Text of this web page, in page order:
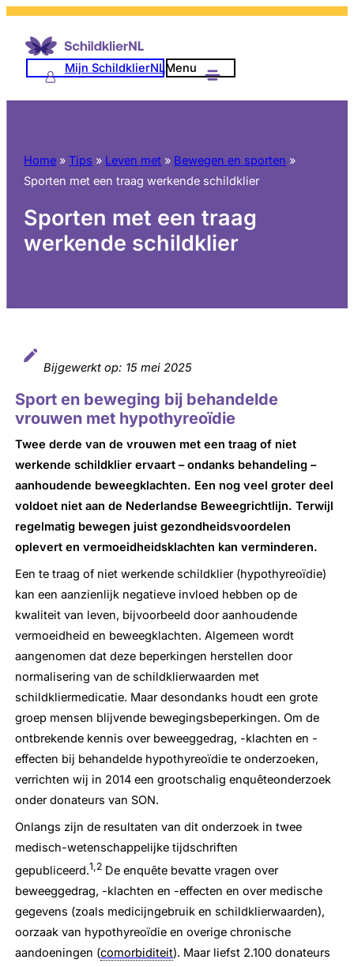
naar
Mijn SchildklierNLMenu
Home » Tips » Leven met » Bewegen en sporten »
Sporten met een traag werkende schildklier
Sporten met een traag
werkende schildklier
Bijgewerkt op: 15 mei 2025
Sport en beweging bij behandelde
vrouwen met hypothyreoïdie
Twee derde van de vrouwen met een traag of niet
werkende schildklier ervaart – ondanks behandeling –
aanhoudende beweegklachten. Een nog veel groter deel
voldoet niet aan de Nederlandse Beweegrichtlijn. Terwijl
regelmatig bewegen juist gezondheidsvoordelen
oplevert en vermoeidheidsklachten kan verminderen.
Een te traag of niet werkende schildklier (hypothyreoïdie)
kan een aanzienlijk negatieve invloed hebben op de
kwaliteit van leven, bijvoorbeeld door aanhoudende
vermoeidheid en beweegklachten. Algemeen wordt
aangenomen dat deze beperkingen herstellen door
normalisering van de schildklierwaarden met
schildkliermedicatie. Maar desondanks houdt een grote
groep mensen blijvende bewegingsbeperkingen. Om de
ontbrekende kennis over beweeggedrag, -klachten en -
effecten bij behandelde hypothyreoïdie te onderzoeken,
verrichten wij in 2014 een grootschalig enquêteonderzoek
onder donateurs van SON.
Onlangs zijn de resultaten van dit onderzoek in twee
medisch-wetenschappelijke tijdschriften
gepubliceerd.1,2 De enquête bevatte vragen over
beweeggedrag, -klachten en -effecten en over medische
gegevens (zoals medicijngebruik en schildklierwaarden),
oorzaak van hypothyreoïdie en overige chronische
aandoeningen (comorbiditeit). Maar liefst 2.100 donateurs